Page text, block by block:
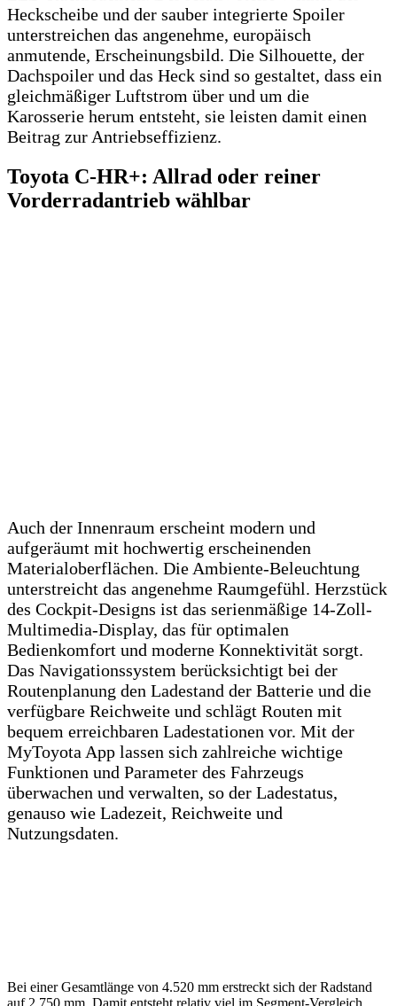
Heckscheibe und der sauber integrierte Spoiler
unterstreichen das angenehme, europäisch
anmutende, Erscheinungsbild. Die Silhouette, der
Dachspoiler und das Heck sind so gestaltet, dass ein
gleichmäßiger Luftstrom über und um die
Karosserie herum entsteht, sie leisten damit einen
Beitrag zur Antriebseffizienz.
Toyota C-HR+: Allrad oder reiner
Vorderradantrieb wählbar
Auch der Innenraum erscheint modern und
aufgeräumt mit hochwertig erscheinenden
Materialoberflächen. Die Ambiente-Beleuchtung
unterstreicht das angenehme Raumgefühl. Herzstück
des Cockpit-Designs ist das serienmäßige 14-Zoll-
Multimedia-Display, das für optimalen
Bedienkomfort und moderne Konnektivität sorgt.
Das Navigationssystem berücksichtigt bei der
Routenplanung den Ladestand der Batterie und die
verfügbare Reichweite und schlägt Routen mit
bequem erreichbaren Ladestationen vor. Mit der
MyToyota App lassen sich zahlreiche wichtige
Funktionen und Parameter des Fahrzeugs
überwachen und verwalten, so der Ladestatus,
genauso wie Ladezeit, Reichweite und
Nutzungsdaten.
Bei einer Gesamtlänge von 4.520 mm erstreckt sich der Radstand
auf 2.750 mm. Damit entsteht relativ viel im Segment-Vergleich